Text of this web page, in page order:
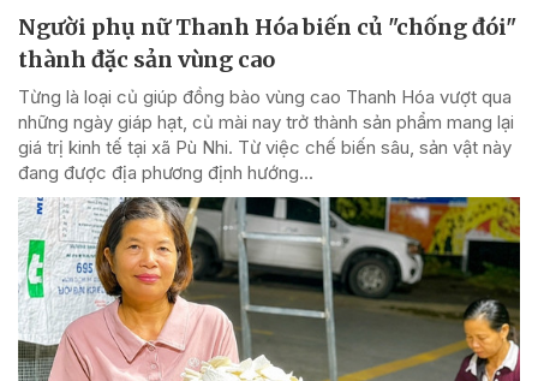
Người phụ nữ Thanh Hóa biến củ "chống đói"
thành đặc sản vùng cao
Từng là loại củ giúp đồng bào vùng cao Thanh Hóa vượt qua
những ngày giáp hạt, củ mài nay trở thành sản phẩm mang lại
giá trị kinh tế tại xã Pù Nhi. Từ việc chế biến sâu, sản vật này
đang được địa phương định hướng...